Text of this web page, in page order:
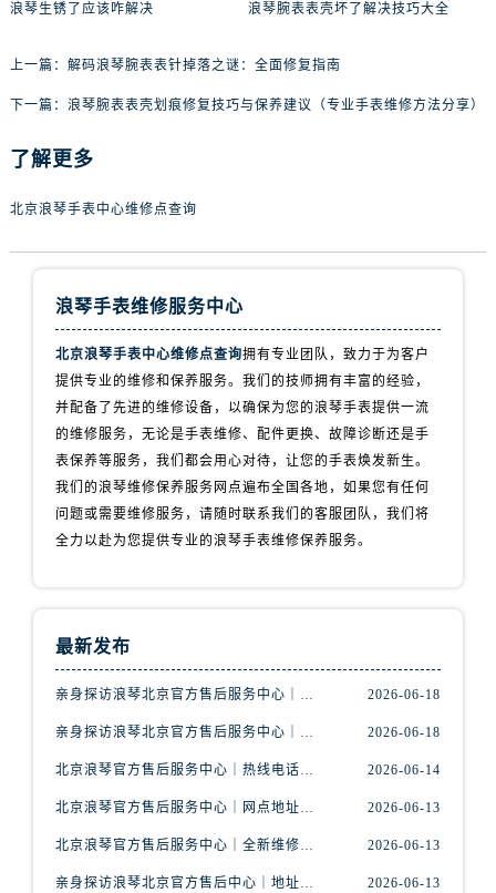
浪琴生锈了应该咋解决
浪琴腕表表壳坏了解决技巧大全
上一篇： 解码浪琴腕表表针掉落之谜：全面修复指南
下一篇： 浪琴腕表表壳划痕修复技巧与保养建议（专业手表维修方法分享）
了解更多
北京浪琴手表中心维修点查询
浪琴手表维修服务中心
北京浪琴手表中心维修点查询拥有专业团队，致力于为客户
提供专业的维修和保养服务。我们的技师拥有丰富的经验，
并配备了先进的维修设备，以确保为您的浪琴手表提供一流
的维修服务，无论是手表维修、配件更换、故障诊断还是手
表保养等服务，我们都会用心对待，让您的手表焕发新生。
我们的浪琴维修保养服务网点遍布全国各地，如果您有任何
问题或需要维修服务，请随时联系我们的客服团队，我们将
全力以赴为您提供专业的浪琴手表维修保养服务。
最新发布
亲身探访浪琴北京官方售后服务中心｜最新地址及服务热线（2026年6月最新） 2026-06-18
亲身探访浪琴北京官方售后服务中心｜最新网点地址及热线（2026年6月最新） 2026-06-18
北京浪琴官方售后服务中心｜热线电话与网点地址权威信息公示（2026年6月最新） 2026-06-14
北京浪琴官方售后服务中心｜网点地址及热线权威信息公示（2026年6月最新） 2026-06-13
北京浪琴官方售后服务中心｜全新维修门店地址及电话权威信息公示（2026年6月最新） 2026-06-13
亲身探访浪琴北京官方售后中心｜地址报修全流程真实经历（2026年6月最新） 2026-06-13